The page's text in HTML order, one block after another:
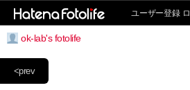
ユーザー登録
ok-lab's fotolife
<prev